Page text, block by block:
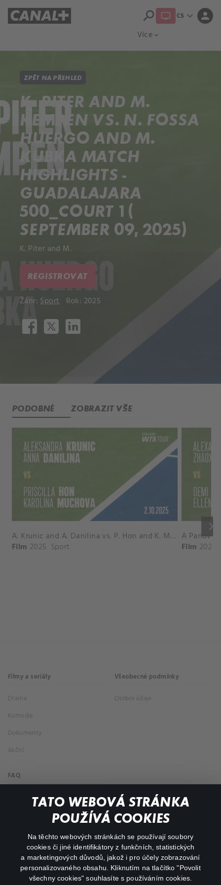
TATO WEBOVÁ STRÁNKA
POUŽÍVÁ COOKIES
Na těchto webových stránkách se používají soubory
cookies či jiné identifikátory z funkčních, statistických
a marketingových důvodů, jakož i pro účely zobrazování
personalizovaného obsahu. Kliknutím na tlačítko "Povolit
všechny cookies" souhlasíte s používáním cookies.
Více expand_more
search CS expand_more person
ZPĚT NA PŘEHLED
K. PITER AND M.
KEMPEN VS. N. FOSSA
HUERGO AND M.
KUBKA MATCH
HIGHLIGHTS -
GUADALAJARA
500_COURT 1 (
SEPTEMBER 09, 2025)
K. Piter and M.
REGISTROVAT
Žánr:Sport Rok: 2025
PODOBNÉ ZOBRAZIT VŠE
keyboard_arrow_right
A. Krunic and A. Danilina vs. P. Hon and K. Muchova Match Highlights - BEIJING_Capital Group Diamond ( October 02, 2025)
Film 2025 Sport Film 2026
Filmy a seriály
Drama
Komedie
Dokumenty
Akční
Všeobecné podmínky
Osobní údaje
FAQ
Můj účet
Důležité odkazy
facebookinstagram
youtube